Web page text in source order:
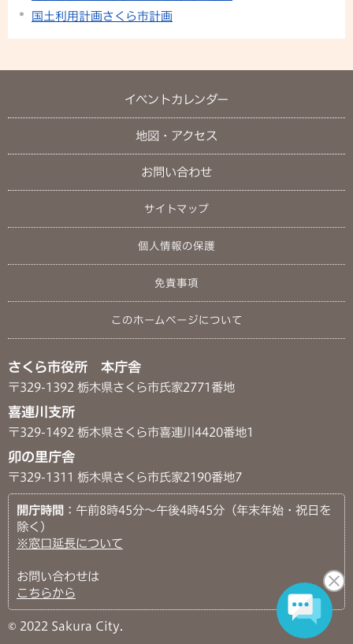
国土利用計画さくら市計画
イベントカレンダー
地図・アクセス
お問い合わせ
サイトマップ
個人情報の保護
免責事項
このホームページについて
さくら市役所 本庁舎
〒329-1392 栃木県さくら市氏家2771番地
喜連川支所
〒329-1492 栃木県さくら市喜連川4420番地1
卯の里庁舎
〒329-1311 栃木県さくら市氏家2190番地7
開庁時間 ：午前8時45分～午後4時45分（年末年始・祝日を
除く）
※窓口延長について
お問い合わせは
こちらから
© 2022 Sakura City.